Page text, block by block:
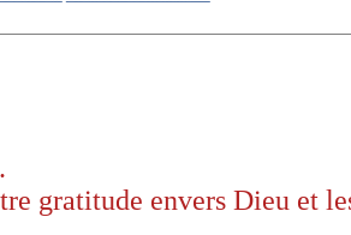
gratitude envers Dieu et